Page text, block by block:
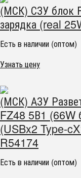
(МСК) СЗУ блок
зарядка (real
Есть в наличии (оптом)
Узнать цену
(МСК) АЗУ
FZ48 5В1 (66W
(USBx2 Type-
R54174
Есть в наличии (оптом)